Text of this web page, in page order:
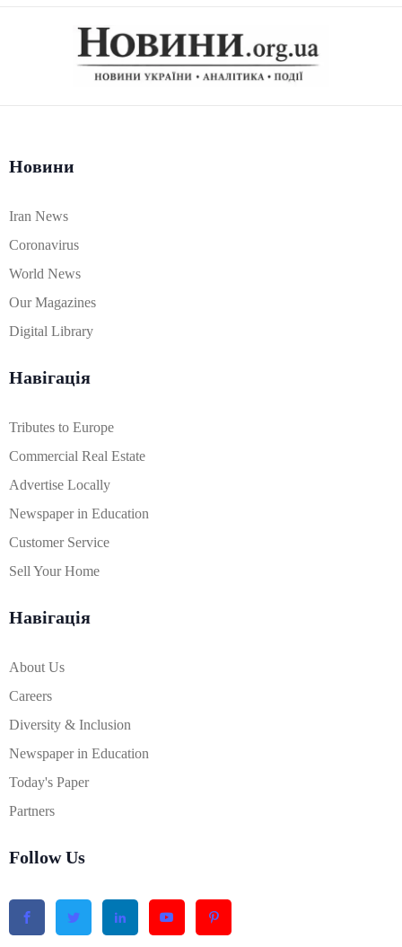
Новини
Iran News
Coronavirus
World News
Our Magazines
Digital Library
Навігація
Tributes to Europe
Commercial Real Estate
Advertise Locally
Newspaper in Education
Customer Service
Sell Your Home
Навігація
About Us
Careers
Diversity & Inclusion
Newspaper in Education
Today's Paper
Partners
Follow Us